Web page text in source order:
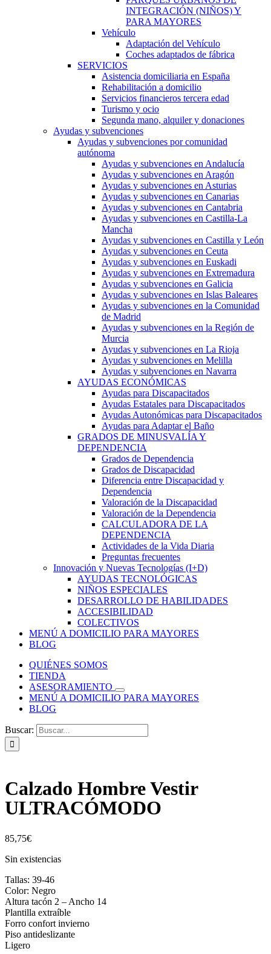
INTEGRACIÓN (NIÑOS) Y
PARA MAYORES
Vehículo
Adaptación del Vehículo
Coches adaptados de fábrica
SERVICIOS
Asistencia domiciliaria en España
Rehabilitación a domicilio
Servicios financieros tercera edad
Turismo y ocio
Segunda mano, alquiler y donaciones
Ayudas y subvenciones
Ayudas y subvenciones por comunidad
autónoma
Ayudas y subvenciones en Andalucía
Ayudas y subvenciones en Aragón
Ayudas y subvenciones en Asturias
Ayudas y subvenciones en Canarias
Ayudas y subvenciones en Cantabria
Ayudas y subvenciones en Castilla-La
Mancha
Ayudas y subvenciones en Castilla y León
Ayudas y subvenciones en Ceuta
Ayudas y subvenciones en Euskadi
Ayudas y subvenciones en Extremadura
Ayudas y subvenciones en Galicia
Ayudas y subvenciones en Islas Baleares
Ayudas y subvenciones en la Comunidad
de Madrid
Ayudas y subvenciones en la Región de
Murcia
Ayudas y subvenciones en La Rioja
Ayudas y subvenciones en Melilla
Ayudas y subvenciones en Navarra
AYUDAS ECONÓMICAS
Ayudas para Discapacitados
Ayudas Estatales para Discapacitados
Ayudas Autonómicas para Discapacitados
Ayudas para Adaptar el Baño
GRADOS DE MINUSVALÍA Y
DEPENDENCIA
Grados de Dependencia
Grados de Discapacidad
Diferencia entre Discapacidad y
Dependencia
Valoración de la Discapacidad
Valoración de la Dependencia
CALCULADORA DE LA
DEPENDENCIA
Actividades de la Vida Diaria
Preguntas frecuentes
Innovación y Nuevas Tecnologías (I+D)
AYUDAS TECNOLÓGICAS
NIÑOS ESPECIALES
DESARROLLO DE HABILIDADES
ACCESIBILIDAD
COLECTIVOS
MENÚ A DOMICILIO PARA MAYORES
BLOG
QUIÉNES SOMOS
TIENDA
ASESORAMIENTO
MENÚ A DOMICILIO PARA MAYORES
BLOG
Buscar:
Calzado Hombre Vestir
ULTRACÓMODO
85,75€
Sin existencias
Tallas: 39-46
Color: Negro
Altura tacón 2 – Ancho 14
Plantilla extraíble
Forro confort invierno
Piso antideslizante
Ligero